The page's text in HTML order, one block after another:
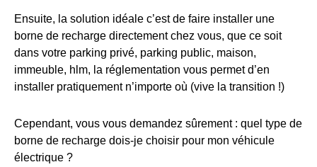
Ensuite, la solution idéale c’est de faire installer une
borne de recharge directement chez vous, que ce soit
dans votre parking privé, parking public, maison,
immeuble, hlm, la réglementation vous permet d’en
installer pratiquement n’importe où (vive la transition !)
Cependant, vous vous demandez sûrement : quel type de
borne de recharge dois-je choisir pour mon véhicule
électrique ?